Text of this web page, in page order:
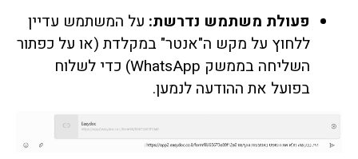
פעולת משתמש נדרשת: על המשתמש עדיין
ללחוץ על מקש ה"אנטר" במקלדת (או על כפתור
השליחה בממשק WhatsApp) כדי לשלוח
בפועל את ההודעה לנמען.